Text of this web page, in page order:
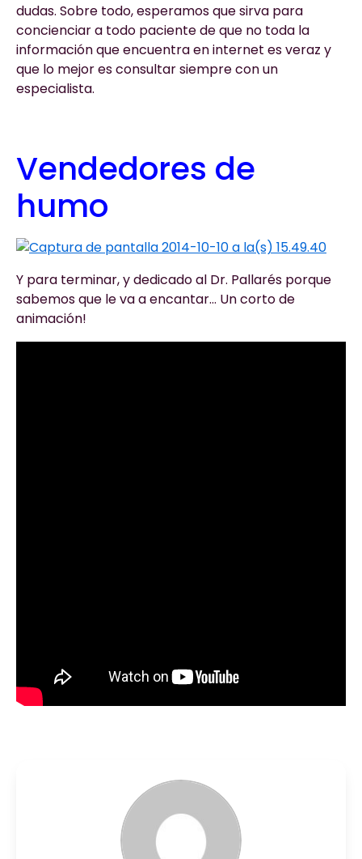
dudas. Sobre todo, esperamos que sirva para
concienciar a todo paciente de que no toda la
información que encuentra en internet es veraz y
que lo mejor es consultar siempre con un
especialista.
Vendedores de
humo
Y para terminar, y dedicado al Dr. Pallarés porque
sabemos que le va a encantar… Un corto de
animación!